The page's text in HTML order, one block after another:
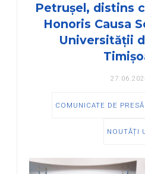
Petrușel, distins
Honoris Causa
Universității
COMUNICATE DE PRESĂ
NOUTĂȚI